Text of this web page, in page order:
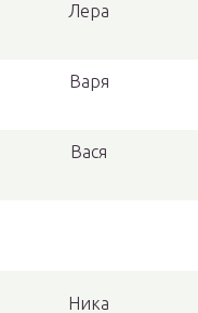
Лера
Варя
Вася
Ника